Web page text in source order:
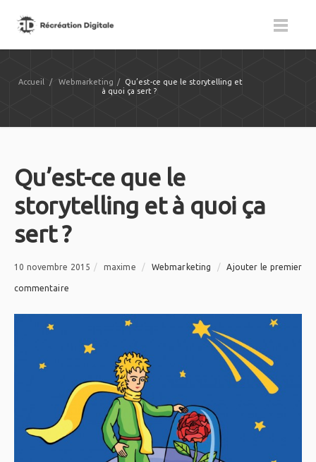
Accueil / Webmarketing /
Qu’est-ce que le storytelling et
à quoi ça sert ?
Qu’est-ce que le
storytelling et à quoi ça
sert ?
10 novembre 2015 / maxime / Webmarketing / Ajouter le premier
commentaire